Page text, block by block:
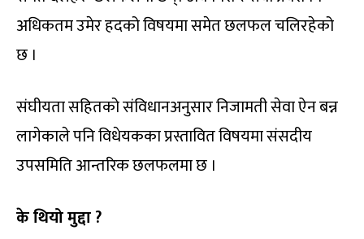
अधिकतम उमेर हदको विषयमा समेत छलफल चलिरहेको
छ ।
संघीयता सहितको संविधानअनुसार निजामती सेवा ऐन बन्न
लागेकाले पनि विधेयकका प्रस्तावित विषयमा संसदीय
उपसमिति आन्तरिक छलफलमा छ ।
के थियो मुद्दा ?